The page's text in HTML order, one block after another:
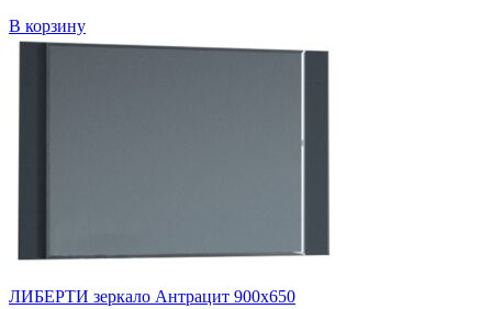
В корзину
ЛИБЕРТИ зеркало Антрацит 900х650